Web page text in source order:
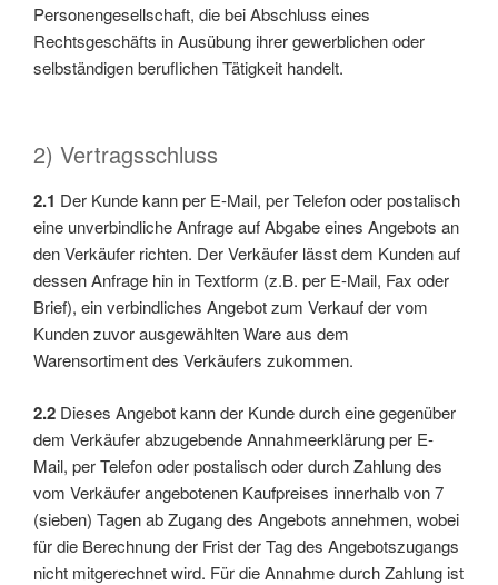
Personengesellschaft, die bei Abschluss eines
Rechtsgeschäfts in Ausübung ihrer gewerblichen oder
selbständigen beruflichen Tätigkeit handelt.
2) Vertragsschluss
2.1 Der Kunde kann per E-Mail, per Telefon oder postalisch
eine unverbindliche Anfrage auf Abgabe eines Angebots an
den Verkäufer richten. Der Verkäufer lässt dem Kunden auf
dessen Anfrage hin in Textform (z.B. per E-Mail, Fax oder
Brief), ein verbindliches Angebot zum Verkauf der vom
Kunden zuvor ausgewählten Ware aus dem
Warensortiment des Verkäufers zukommen.
2.2 Dieses Angebot kann der Kunde durch eine gegenüber
dem Verkäufer abzugebende Annahmeerklärung per E-
Mail, per Telefon oder postalisch oder durch Zahlung des
vom Verkäufer angebotenen Kaufpreises innerhalb von 7
(sieben) Tagen ab Zugang des Angebots annehmen, wobei
für die Berechnung der Frist der Tag des Angebotszugangs
nicht mitgerechnet wird. Für die Annahme durch Zahlung ist